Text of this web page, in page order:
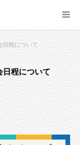
程について
程について